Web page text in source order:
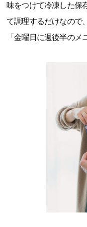
味をつけて冷凍した保
て調理するだけなので
「金曜日に週後半のメ